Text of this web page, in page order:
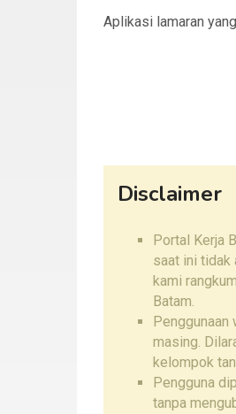
Aplikasi lamaran
Disclaimer
Portal Kerja
saat ini tidak
kami
Batam.
masing.
kelompok
Pengguna
tanpa